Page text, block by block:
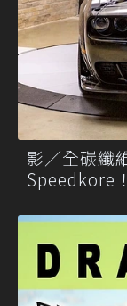
影／全碳纖
Speedkore